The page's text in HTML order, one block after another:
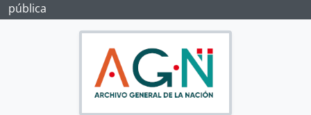
pública
[Record group] ARCHIVO HISTÓRICO
[Agrupación documental] FONDOS INSTITUCIONALES